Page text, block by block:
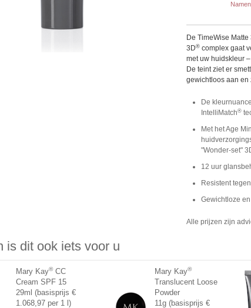
De TimeWise Matte
3D® complex gaat
met uw huidskleur
De teint ziet er
gewichtloos aan en
De
IntelliMatch®
Met het Age
"Wonder-set"
12 uur
Resistent
Gewichtloze
Alle prijzen zijn
is dit ook iets voor u
Mary Kay®CC
Cream SPF 15
29ml (basisprijs €
1.068,97 per 1 l)
Mary Kay®
Translucent Loose
Powder
11g (basisprijs €